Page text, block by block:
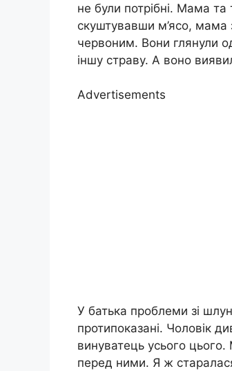
не були потрібні. Мама та
скуштувавши м’ясо,
червоним. Вони глянули
іншу страву. А воно
Advertisements
У батька проблеми зі
протипоказані. Чоловік
винуватець усього
перед ними. Я ж